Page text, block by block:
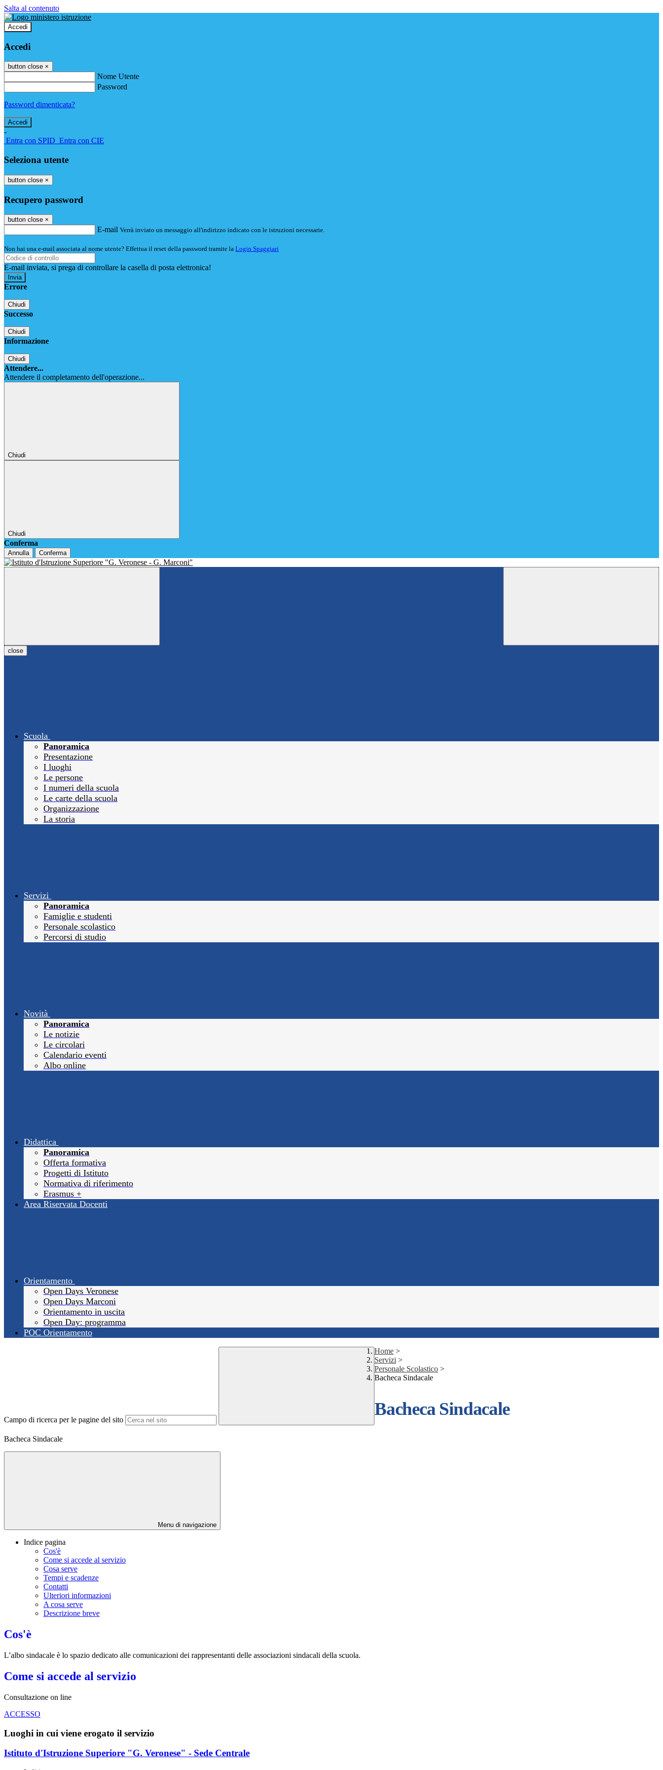
Salta al contenuto
Accedi
Accedi
button close ×
Nome Utente
Password
Password dimenticata?
-
Entra con SPID Entra con CIE
Seleziona utente
button close ×
Recupero password
button close ×
E-mail Verrà inviato un messaggio all'indirizzo indicato con le istruzioni necessarie.
Non hai una e-mail associata al nome utente? Effettua il reset della password tramite la Login Spaggiari
E-mail inviata, si prega di controllare la casella di posta elettronica!
Errore
Chiudi
Successo
Chiudi
Informazione
Chiudi
Attendere...
Attendere il completamento dell'operazione...
Chiudi
Chiudi
Conferma
Annulla Conferma
close
Scuola
Panoramica
Presentazione
I luoghi
Le persone
I numeri della scuola
Le carte della scuola
Organizzazione
La storia
Servizi
Panoramica
Famiglie e studenti
Personale scolastico
Percorsi di studio
Novità
Panoramica
Le notizie
Le circolari
Calendario eventi
Albo online
Didattica
Panoramica
Offerta formativa
Progetti di Istituto
Normativa di riferimento
Erasmus +
Area Riservata Docenti
Orientamento
Open Days Veronese
Open Days Marconi
Orientamento in uscita
Open Day: programma
POC Orientamento
Campo di ricerca per le pagine del sito
Home >
Servizi >
Personale Scolastico >
Bacheca Sindacale
Bacheca Sindacale
Bacheca Sindacale
Menu di navigazione
Indice pagina
Cos'è
Come si accede al servizio
Cosa serve
Tempi e scadenze
Contatti
Ulteriori informazioni
A cosa serve
Descrizione breve
Cos'è
L’albo sindacale è lo spazio dedicato alle comunicazioni dei rappresentanti delle associazioni sindacali della scuola.
Come si accede al servizio
Consultazione on line
ACCESSO
Luoghi in cui viene erogato il servizio
Istituto d'Istruzione Superiore "G. Veronese" - Sede Centrale